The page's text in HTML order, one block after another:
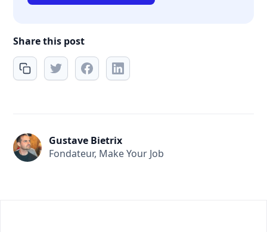
Share this post
Gustave Bietrix
Fondateur, Make Your Job